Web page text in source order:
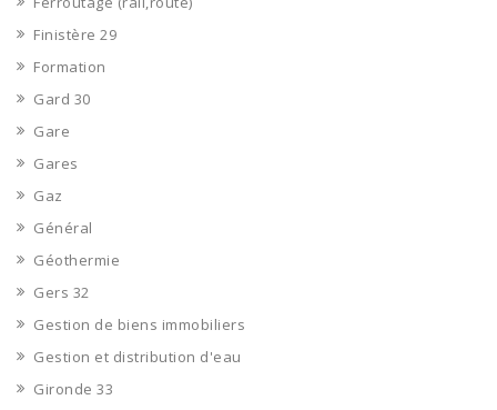
Finistère 29
Formation
Gard 30
Gare
Gares
Gaz
Général
Géothermie
Gers 32
Gestion de biens immobiliers
Gestion et distribution d'eau
Gironde 33